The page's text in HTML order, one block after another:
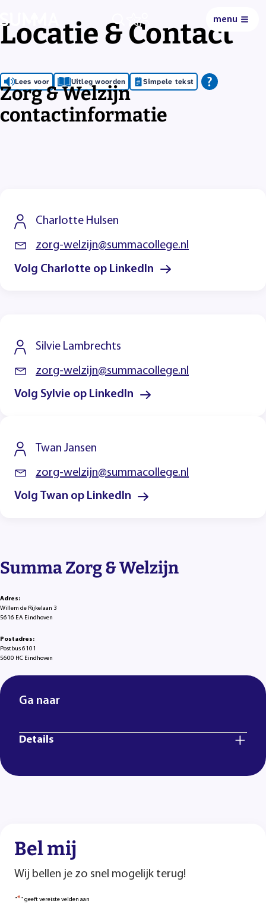
menu
Locatie & Contact
Lees voor Uitleg woorden Simpele tekst
Zorg & Welzijn
contactinformatie
Charlotte Hulsen
zorg-welzijn@summacollege.nl
Volg Charlotte op LinkedIn
Silvie Lambrechts
zorg-welzijn@summacollege.nl
Volg Sylvie op LinkedIn
Twan Jansen
zorg-welzijn@summacollege.nl
Volg Twan op LinkedIn
Summa Zorg & Welzijn
Adres:
Willem de Rijkelaan 3
5616 EA Eindhoven
Postadres:
Postbus 6101
5600 HC Eindhoven
Ga naar
Details
Bel mij
Wij bellen je zo snel mogelijk terug!
"*" geeft vereiste velden aan